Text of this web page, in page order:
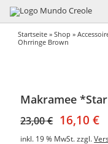
Startseite »Shop »
Ohrringe Brown
Makramee
23,00€ 16,10€
inkl. 19 % MwSt. zzgl.